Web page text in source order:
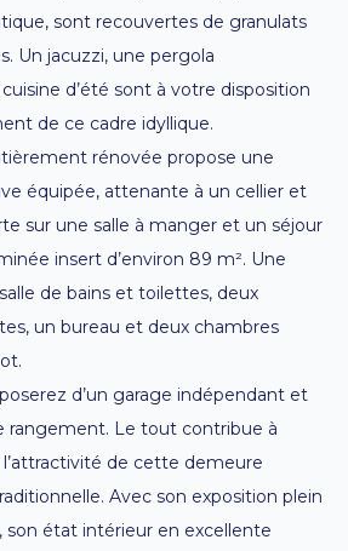
sont recouvertes de granulats
Un jacuzzi, une pergola
d’été sont à votre disposition
de ce cadre idyllique.
rénovée propose une
équipée, attenante à un cellier et
sur une salle à manger et un séjour
insert d’environ 89 m². Une
de bains et toilettes, deux
un bureau et deux chambres
d’un garage indépendant et
rangement. Le tout contribue à
de cette demeure
Avec son exposition plein
son état intérieur en excellente